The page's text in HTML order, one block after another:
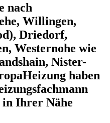
nach
Willingen,
Driedorf,
Westernohe wie
Nister-
haben
Ihrer Nähe